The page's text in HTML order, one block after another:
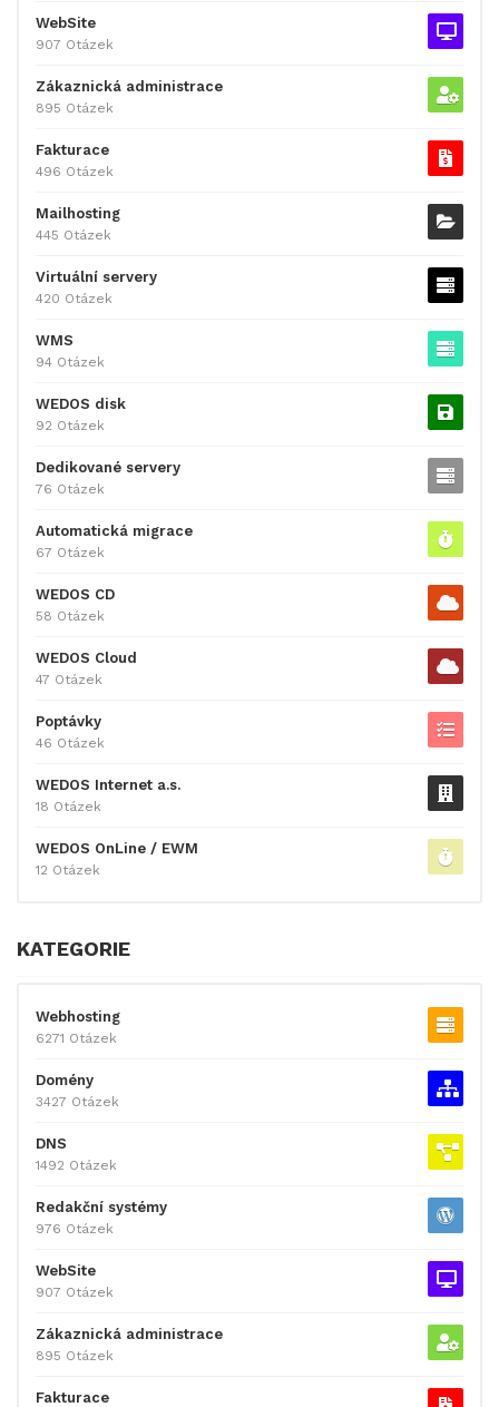
WebSite
907 Otázek
Zákaznická administrace
895 Otázek
Fakturace
496 Otázek
Mailhosting
445 Otázek
Virtuální servery
420 Otázek
WMS
94 Otázek
WEDOS disk
92 Otázek
Dedikované servery
76 Otázek
Automatická migrace
67 Otázek
WEDOS CD
58 Otázek
WEDOS Cloud
47 Otázek
Poptávky
46 Otázek
WEDOS Internet a.s.
18 Otázek
WEDOS OnLine / EWM
12 Otázek
KATEGORIE
Webhosting
6271 Otázek
Domény
3427 Otázek
DNS
1492 Otázek
Redakční systémy
976 Otázek
WebSite
907 Otázek
Zákaznická administrace
895 Otázek
Fakturace